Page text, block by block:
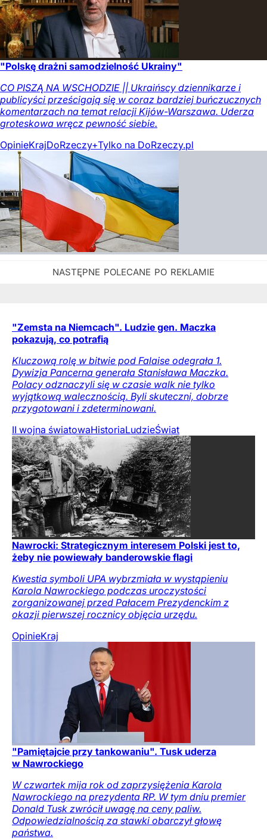
"Polskę drażni samodzielność Ukrainy"
CO PISZĄ NA WSCHODZIE || Ukraińscy dziennikarze i
publicyści prześcigają się w coraz bardziej buńczucznych
komentarzach na temat relacji Kijów-Warszawa. Uderza
groteskowa wręcz pewność siebie.
OpinieKrajDoRzeczy+Tylko na DoRzeczy.pl
"Zemsta na Niemcach". Ludzie gen. Maczka
pokazują, co potrafią
Kluczową rolę w bitwie pod Falaise odegrała 1.
Dywizja Pancerna generała Stanisława Maczka.
Polacy odznaczyli się w czasie walk nie tylko
wyjątkową walecznością. Byli skuteczni, dobrze
przygotowani i zdeterminowani.
II wojna światowaHistoriaLudzieŚwiat
Nawrocki: Strategicznym interesem Polski jest to,
żeby nie powiewały banderowskie flagi
Kwestia symboli UPA wybrzmiała w wystąpieniu
Karola Nawrockiego podczas uroczystości
zorganizowanej przed Pałacem Prezydenckim z
okazji pierwszej rocznicy objęcia urzędu.
OpinieKraj
"Pamiętajcie przy tankowaniu". Tusk uderza
w Nawrockiego
W czwartek mija rok od zaprzysiężenia Karola
Nawrockiego na prezydenta RP. W tym dniu premier
Donald Tusk zwrócił uwagę na ceny paliw.
Odpowiedzialnością za stawki obarczył głowę
państwa.